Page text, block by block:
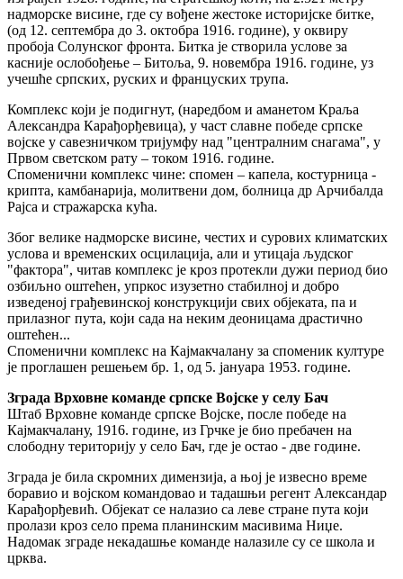
надморске висине, где су вођене жестоке историјске битке,
(од 12. септембра до 3. октобра 1916. године), у оквиру
пробоја Солунског фронта. Битка је створила услове за
касније ослобођење – Битоља, 9. новембра 1916. године, уз
учешће српских, руских и француских трупа.
Комплекс који је подигнут, (наредбом и аманетом Краља
Александра Карађорђевица), у част славне победе српске
војске у савезничком тријумфу над "централним снагама", у
Првом светском рату – током 1916. године.
Споменични комплекс чине: спомен – капела, костурница -
крипта, камбанарија, молитвени дом, болница др Арчибалда
Рајса и стражарска кућа.
Због велике надморске висине, честих и сурових климатских
услова и временских осцилација, али и утицаја људског
"фактора", читав комплекс је кроз протекли дужи период био
озбиљно оштећен, упркос изузетно стабилној и добро
изведеној грађевинској конструкцији свих објеката, па и
прилазног пута, који сада на неким деоницама драстично
оштећен...
Споменични комплекс на Кајмакчалану за споменик културе
је проглашен решењем бр. 1, од 5. јануара 1953. године.
Зграда Врховне команде српске Војске у селу Бач
Штаб Врховне команде српске Војске, после победе на
Кајмакчалану, 1916. године, из Грчке је био пребачен на
слободну територију у село Бач, где је остао - две године.
Зграда је била скромних димензија, а њој је извесно време
боравио и војском командовао и тадашњи регент Александар
Карађорђевић. Објекат се налазио са леве стране пута који
пролази кроз село према планинским масивима Ниџе.
Надомак зграде некадашње команде налазиле су се школа и
црква.